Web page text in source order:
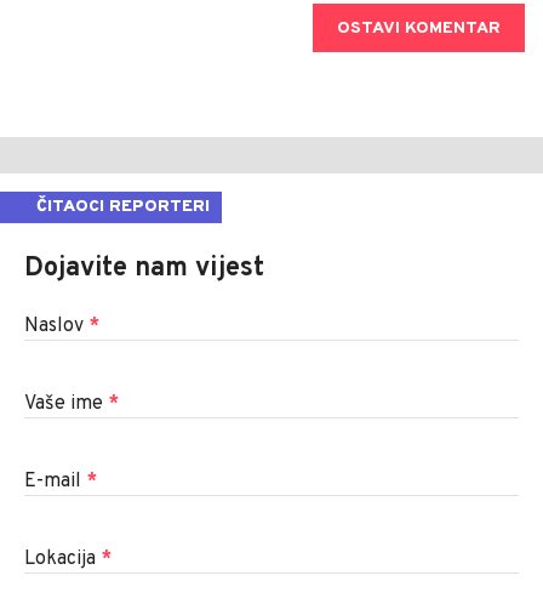
OSTAVI KOMENTAR
ČITAOCI REPORTERI
Dojavite nam vijest
Naslov *
Vaše ime *
E-mail *
Lokacija *